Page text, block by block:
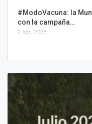
#ModoVacuna: la
con la campaña…
2 Ago, 2026